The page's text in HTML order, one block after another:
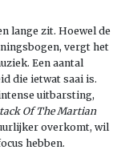
lange zit. Hoewel de
vergt het
Een aantal
die ietwat saai is.
uitbarsting,
Of The Martian
overkomt, wil
hebben.